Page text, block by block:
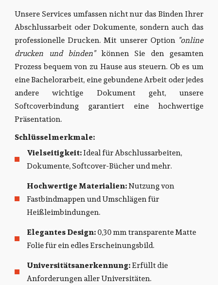
Unsere Services umfassen nicht nur das Binden Ihrer
Abschlussarbeit oder Dokumente, sondern auch das
professionelle Drucken. Mit unserer Option "online
drucken und binden"können Sie den gesamten
Prozess bequem von zu Hause aus steuern. Ob es um
eine Bachelorarbeit, eine gebundene Arbeit oder jedes
andere wichtige Dokument geht, unsere
Softcoverbindung garantiert eine hochwertige
Präsentation.
Schlüsselmerkmale:
Vielseitigkeit:Ideal für Abschlussarbeiten,
Dokumente, Softcover-Bücher und mehr.
Hochwertige Materialien:Nutzung von
Fastbindmappen und Umschlägen für
Heißleimbindungen.
Elegantes Design:0,30 mm transparente Matte
Folie für ein edles Erscheinungsbild.
Universitätsanerkennung:Erfüllt die
Anforderungen aller Universitäten.